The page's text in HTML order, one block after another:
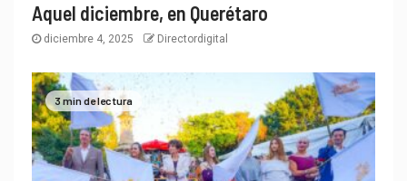
Aquel diciembre, en Querétaro
diciembre 4, 2025 Directordigital
3 min de lectura